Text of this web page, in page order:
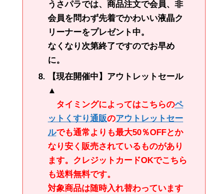
うさパラでは、商品注文で会員、非
会員を問わず先着でかわいい液晶ク
リーナーをプレゼント中。
なくなり次第終了ですのでお早め
に。
【現在開催中】アウトレットセール
▲
タイミングによってはこちらのペ
ットくすり通販のアウトレットセー
ルでも通常よりも最大50％OFFとか
なり安く販売されているものがあり
ます。クレジットカードOKでこちら
も送料無料です。
対象商品は随時入れ替わっています